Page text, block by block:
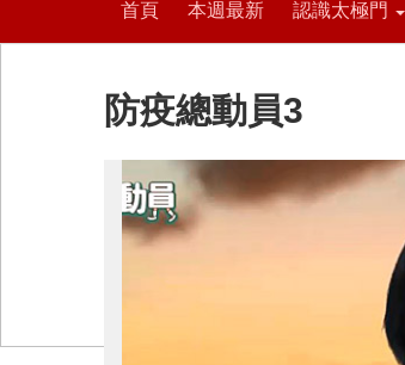
首頁 本週最新 認識太極門
防疫總動員3